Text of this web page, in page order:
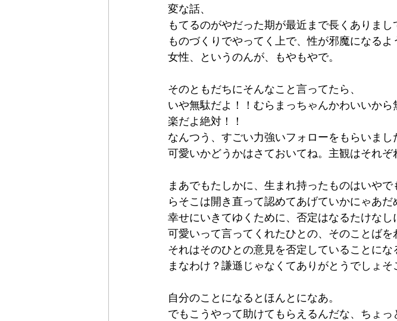
変な話、
もてるのがやだった期が最近まで長くありまし
ものづくりでやってく上で、性が邪魔になるよ
女性、というのんが、もやもやで。
そのともだちにそんなこと言ってたら、
いや無駄だよ！！むらまっちゃんかわいいか
楽だよ絶対！！
なんつう、すごい力強いフォローをもらいまし
可愛いかどうかはさておいてね。主観はそれぞ
まあでもたしかに、生まれ持ったものはいや
らそこは開き直って認めてあげていかにゃあだ
幸せにいきてゆくために、否定はなるたけなし
可愛いって言ってくれたひとの、そのことばを
それはそのひとの意見を否定していることに
まなわけ？謙遜じゃなくてありがとうでしょ
自分のことになるとほんとになあ。
でもこうやって助けてもらえるんだな、ちょっ